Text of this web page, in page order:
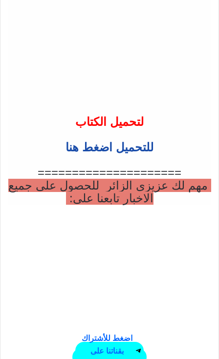
لتحميل الكتاب
للتحميل اضغط هنا
=====================
مهم لك عزيزي الزائر للحصول على جميع
الاخبار تابعنا على:
اضغط للأشتراك
بقناتنا على